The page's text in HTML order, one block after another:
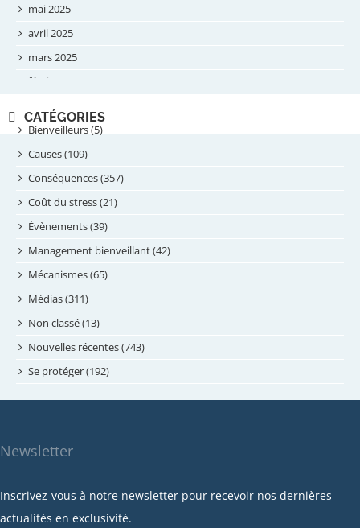
mai 2025
avril 2025
mars 2025
février 2025
septembre 2024
août 2024
juillet 2024
juin 2024
mai 2024
avril 2024
février 2024
janvier 2024
novembre 2023
octobre 2023
septembre 2023
mars 2023
janvier 2023
décembre 2022
CATÉGORIES
Bienveilleurs (5)
Causes (109)
Conséquences (357)
Coût du stress (21)
Évènements (39)
Management bienveillant (42)
Mécanismes (65)
Médias (311)
Non classé (13)
Nouvelles récentes (743)
Se protéger (192)
Newsletter
Inscrivez-vous à notre newsletter pour recevoir nos dernières
actualités en exclusivité.